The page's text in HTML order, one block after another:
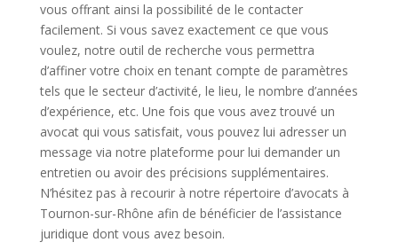
vous offrant ainsi la possibilité de le contacter
facilement. Si vous savez exactement ce que vous
voulez, notre outil de recherche vous permettra
d’affiner votre choix en tenant compte de paramètres
tels que le secteur d’activité, le lieu, le nombre d’années
d’expérience, etc. Une fois que vous avez trouvé un
avocat qui vous satisfait, vous pouvez lui adresser un
message via notre plateforme pour lui demander un
entretien ou avoir des précisions supplémentaires.
N’hésitez pas à recourir à notre répertoire d’avocats à
Tournon-sur-Rhône afin de bénéficier de l’assistance
juridique dont vous avez besoin.